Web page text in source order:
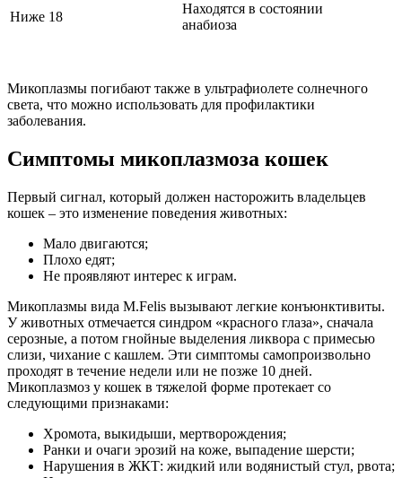
Ниже 18
Находятся в состоянии
анабиоза
Микоплазмы погибают также в ультрафиолете солнечного
света, что можно использовать для профилактики
заболевания.
Симптомы микоплазмоза кошек
Первый сигнал, который должен насторожить владельцев
кошек – это изменение поведения животных:
Мало двигаются;
Плохо едят;
Не проявляют интерес к играм.
Микоплазмы вида M.Felis вызывают легкие конъюнктивиты.
У животных отмечается синдром «красного глаза», сначала
серозные, а потом гнойные выделения ликвора с примесью
слизи, чихание с кашлем. Эти симптомы самопроизвольно
проходят в течение недели или не позже 10 дней.
Микоплазмоз у кошек в тяжелой форме протекает со
следующими признаками:
Хромота, выкидыши, мертворождения;
Ранки и очаги эрозий на коже, выпадение шерсти;
Нарушения в ЖКТ: жидкий или водянистый стул, рвота;